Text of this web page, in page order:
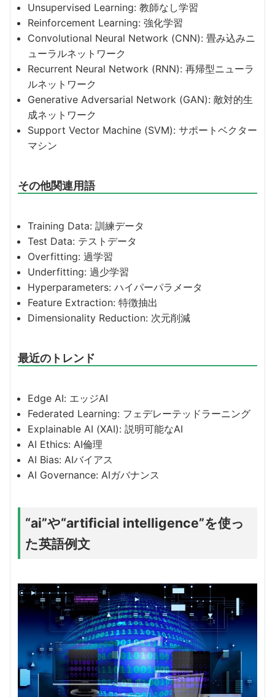
Unsupervised Learning: 教師なし学習
Reinforcement Learning: 強化学習
Convolutional Neural Network (CNN): 畳み込みニ
ューラルネットワーク
Recurrent Neural Network (RNN): 再帰型ニューラ
ルネットワーク
Generative Adversarial Network (GAN): 敵対的生
成ネットワーク
Support Vector Machine (SVM): サポートベクター
マシン
その他関連用語
Training Data: 訓練データ
Test Data: テストデータ
Overfitting: 過学習
Underfitting: 過少学習
Hyperparameters: ハイパーパラメータ
Feature Extraction: 特徴抽出
Dimensionality Reduction: 次元削減
最近のトレンド
Edge AI: エッジAI
Federated Learning: フェデレーテッドラーニング
Explainable AI (XAI): 説明可能なAI
AI Ethics: AI倫理
AI Bias: AIバイアス
AI Governance: AIガバナンス
“ai”や“artificial intelligence”を使っ
た英語例文